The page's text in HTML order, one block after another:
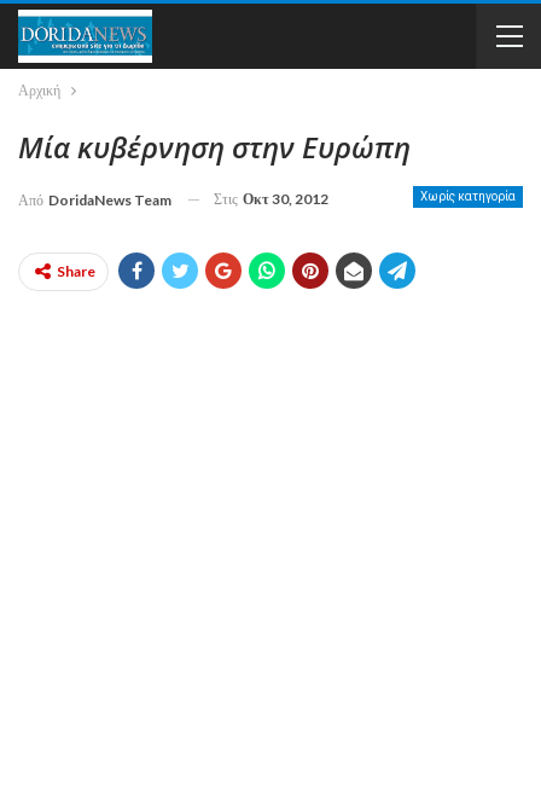
Αρχική
Μία κυβέρνηση στην Ευρώπη
Χωρίς κατηγορία
Από DoridaNews Team Στις Οκτ 30, 2012
Share